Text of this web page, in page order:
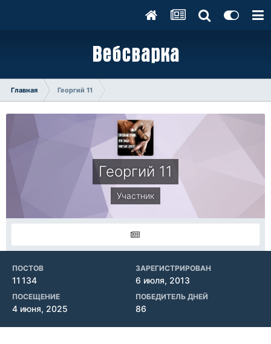
Главная Георгий 11
Георгий 11
Участник
ПОСТОВ
11 134
ЗАРЕГИСТРИРОВАН
6 июля, 2013
ПОСЕЩЕНИЕ
4 июня, 2025
ПОБЕДИТЕЛЬ ДНЕЙ
86